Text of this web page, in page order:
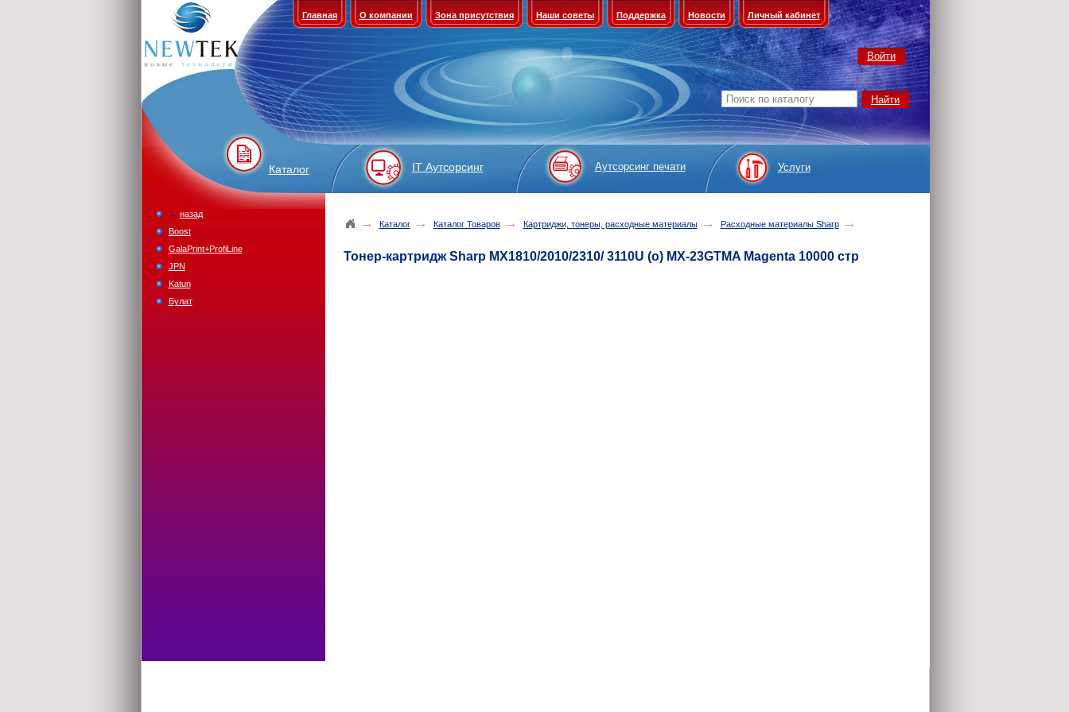
Главная О компании Зона присутствия Наши советы Поддержка Новости Личный кабинет
Войти
Каталог IT Аутсорсинг Аутсорсинг печати Услуги
→ Каталог → Каталог Товаров → Картриджи, тонеры, расходные материалы → Расходные материалы Sharp →
Тонер-картридж Sharp MX1810/2010/2310/ 3110U (o) MX-23GTMA Magenta 10000 стр
← назад
Boost
GalaPrint+ProfiLine
JPN
Katun
Булат